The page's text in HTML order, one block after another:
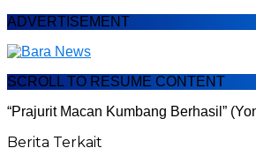
ADVERTISEMENT
SCROLL TO RESUME CONTENT
“Prajurit Macan Kumbang Berhasil”
Berita Terkait